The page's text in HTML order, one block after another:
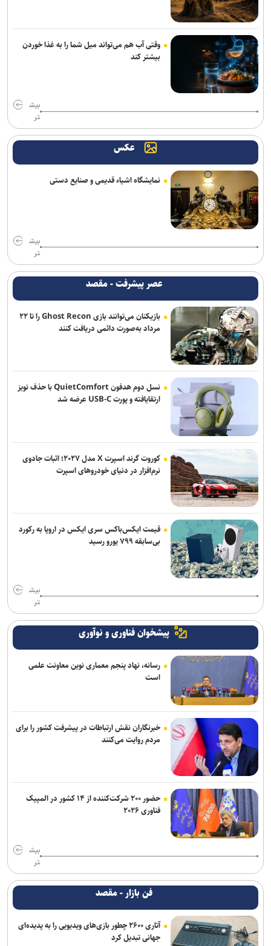
وقتی آب هم می‌تواند میل شما را به غذا خوردن
بیشتر کند
بیش
تر
عکس
نمایشگاه اشیاء قدیمی و صنایع دستی
بیش
تر
عصر پیشرفت - مقصد
بازیکنان می‌توانند بازی Ghost Recon را تا ۲۲
مرداد به‌صورت دائمی دریافت کنند
نسل دوم هدفون QuietComfort با حذف نویز
ارتقایافته و پورت USB-C عرضه شد
کوروت گرند اسپرت X مدل ۲۰۲۷؛ اثبات جادوی
نرم‌افزار در دنیای خودروهای اسپرت
قیمت ایکس‌باکس سری ایکس در اروپا به رکورد
بی‌سابقه ۷۹۹ یورو رسید
بیش
تر
پیشخوان فناوری و نوآوری
رسانه، نهاد پنجم معماری نوین معاونت علمی
است
خبرنگاران نقش ارتباطات در پیشرفت کشور را برای
مردم روایت می‌کنند
حضور ۲۰۰ شرکت‌کننده از ۱۴ کشور در المپیک
فناوری ۲۰۲۶
بیش
تر
فن بازار - مقصد
آتاری ۲۶۰۰ چطور بازی‌های ویدیویی را به پدیده‌ای
جهانی تبدیل کرد